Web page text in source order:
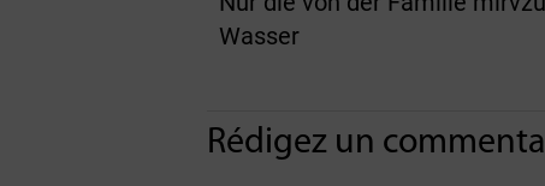
Wasser
Rédigez un